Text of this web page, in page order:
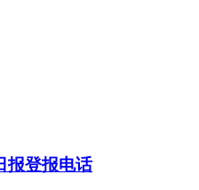
报登报电话